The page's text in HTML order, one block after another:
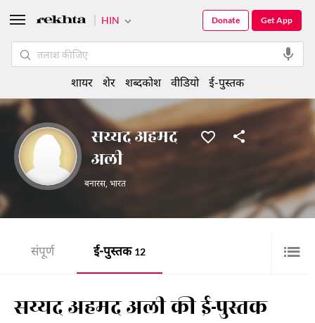
सय्यद अहमद
अली
बनारस, भारत
संपूर्ण ई-पुस्तक 12
सय्यद अहमद अली की ई-पुस्तक
HIN Get App
Donate
शायर शेर शब्दकोश वीडियो ई-पुस्तक